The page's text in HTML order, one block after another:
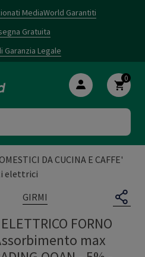
MediaWorld Garantiti
Gratuita
Garanzia Legale
0
DA CUCINA E CAFFE'
elettrici
GIRMI
FORNO
max